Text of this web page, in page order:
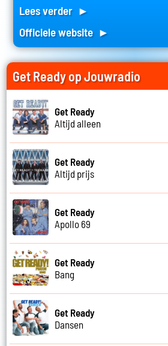
Lees verder ►
Officiele website ►
Get Ready op Jouwradio
Get Ready
Altijd alleen
Get Ready
Altijd prijs
Get Ready
Apollo 69
Get Ready
Bang
Get Ready
Dansen